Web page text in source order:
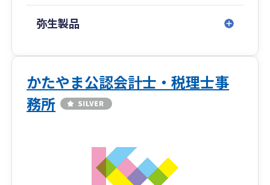
弥生製品
かたやま公認会計士・税理士事
務所